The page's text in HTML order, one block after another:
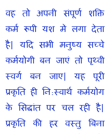
वह तो अपनी संपूर्ण शक्ति
कर्म रूपी यश में लगा देता
है| यदि सभी मनुष्य सच्चे
कर्मयोगी बन जाएं तो पृथ्वी
स्वर्ग बन जाए| यह पूरी
प्रकृति ही नि:स्वार्थ कर्मयोग
के सिद्धांत पर चल रही है|
प्रकृति की हर वस्तु बिना